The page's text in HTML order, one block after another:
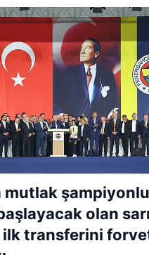
mutlak
olan
transferini